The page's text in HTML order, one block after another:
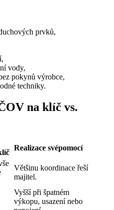
prvků,
vody,
pokynů výrobce,
techniky.
na klíč vs.
Realizace svépomocí
Většinu koordinace řeší
majitel.
Vyšší při špatném
výkopu, usazení nebo